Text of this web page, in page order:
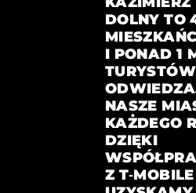
DOLNY TO
I PONAD 1
TURYSTÓW
NASZE
KAŻDEGO
DZIĘKI
Z T‑MOBILE